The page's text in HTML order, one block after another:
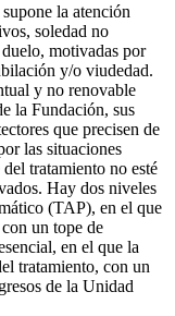
la atención
soledad no
motivadas por
y/o viudedad.
y no renovable
la Fundación, sus
que precisen de
las situaciones
tratamiento no esté
Hay dos niveles
(TAP), en el que
un tope de
en el que la
tratamiento, con un
de la Unidad